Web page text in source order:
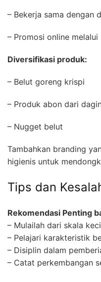
– Bekerja sama dengan
– Promosi online
Diversifikasi produk:
– Belut goreng krispi
– Produk abon dari
– Nugget belut
Tambahkan branding
higienis untuk
Tips dan
Rekomendasi Penting
– Mulailah dari skala
– Pelajari karakteristik
– Disiplin dalam
– Catat perkembangan